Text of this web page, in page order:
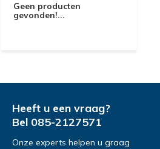
Geen producten
gevonden!...
Heeft u een vraag?
Bel 085-2127571
Onze experts helpen u graag